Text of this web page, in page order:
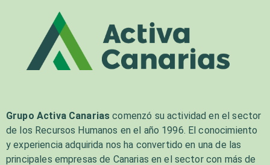
Grupo Activa Canarias comenzó su actividad en el sector
de los Recursos Humanos en el año 1996. El conocimiento
y experiencia adquirida nos ha convertido en una de las
principales empresas de Canarias en el sector con más de